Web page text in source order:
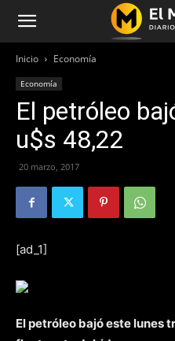
Inicio Economía
Economía
El petróleo
u$s 48,22
20 marzo, 2017
[ad_1]
El petróleo bajó este lunes